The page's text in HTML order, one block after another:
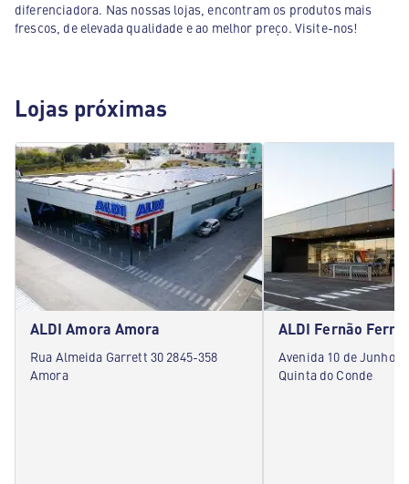
diferenciadora. Nas nossas lojas, encontram os produtos mais
frescos, de elevada qualidade e ao melhor preço. Visite-nos!
Lojas próximas
ALDI Amora Amora
Rua Almeida Garrett 30 2845-358
Amora
Avenida 10 de Junho
Quinta do Conde